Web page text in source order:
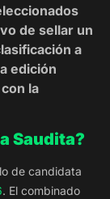
de sellar un
a
edición
la
Saudita?
de candidata
. El combinado